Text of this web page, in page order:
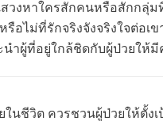
สวงหาใครสักคนหรือสักกลุ่ม
อไม่ที่รักจริงจังจริงใจต่อเ
นำผู้ที่อยู่ใกล้ชิดกับผู้ป่วยให้มี
ในชีวิต ควรชวนผู้ป่วยให้ตั้ง